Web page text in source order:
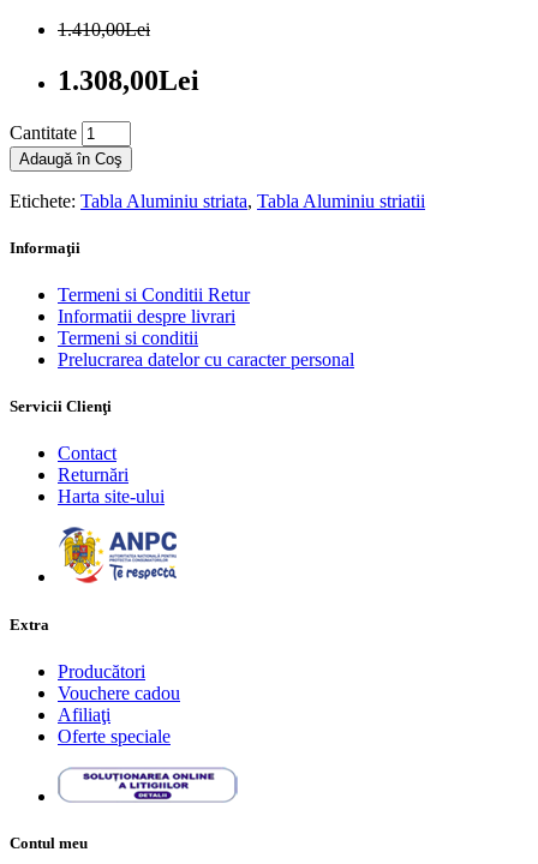
1.410,00Lei
1.308,00Lei
Cantitate
Adaugă în Coş
Etichete: Tabla Aluminiu striata, Tabla Aluminiu striatii
Informaţii
Termeni si Conditii Retur
Informatii despre livrari
Termeni si conditii
Prelucrarea datelor cu caracter personal
Servicii Clienţi
Contact
Returnări
Harta site-ului
Extra
Producători
Vouchere cadou
Afiliaţi
Oferte speciale
Contul meu